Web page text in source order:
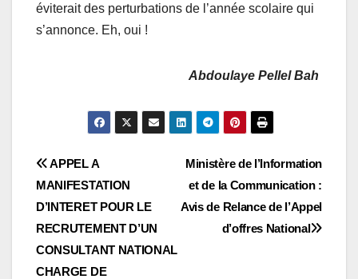
éviterait des perturbations de l’année scolaire qui
s’annonce. Eh, oui !
Abdoulaye Pellel Bah
Navigation
de
l’article
Ministère de l’Information
et de la Communication :
Avis de Relance de l’Appel
d’offres National
APPEL A
MANIFESTATION
D’INTERET POUR LE
RECRUTEMENT D’UN
CONSULTANT NATIONAL
CHARGE DE